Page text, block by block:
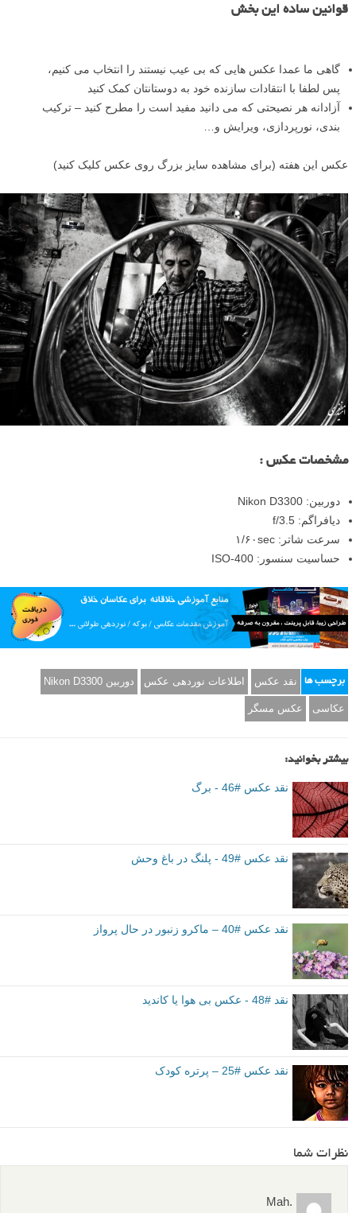
قوانین ساده این بخش
گاهی ما عمدا عکس هایی که بی عیب نیستند را انتخاب می کنیم،
پس لطفا با انتقادات سازنده خود به دوستانتان کمک کنید
آزادانه هر نصیحتی که می دانید مفید است را مطرح کنید – ترکیب
بندی، نورپردازی، ویرایش و…
عکس این هفته (برای مشاهده سایز بزرگ روی عکس کلیک کنید)
مشخصات عکس :
دوربین: Nikon D3300
دیافراگم: f/3.5
سرعت شاتر: ۱/۶۰sec
حساسیت سنسور: ISO-400
برچسب ها نقد عکس اطلاعات نوردهی عکس دوربین Nikon D3300
عکاسی عکس مسگر
بیشتر بخوانید:
نقد عکس #46 - برگ
نقد عکس #49 - پلنگ در باغ وحش
نقد عکس #40 – ماکرو زنبور در حال پرواز
نقد #48 - عکس بی هوا یا کاندید
نقد عکس #25 – پرتره کودک
نظرات شما
.Mah